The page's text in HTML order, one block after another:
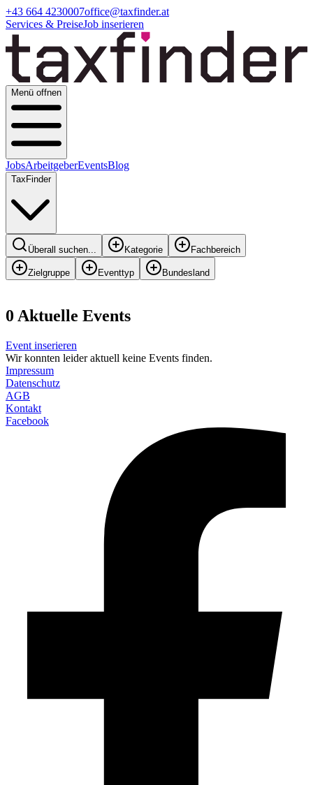
+43 664 4230007office@taxfinder.at
Services & PreiseJob inserieren
Menü offnen
JobsArbeitgeberEventsBlog
TaxFinder
Überall suchen... Kategorie Fachbereich
Zielgruppe Eventtyp Bundesland
0 Aktuelle Events
Event inserieren
Wir konnten leider aktuell keine Events finden.
Impressum
Datenschutz
AGB
Kontakt
Facebook